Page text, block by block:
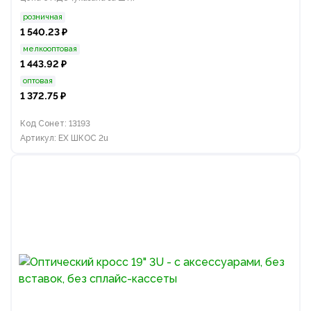
розничная
1 540.23 ₽
мелкооптовая
1 443.92 ₽
оптовая
1 372.75 ₽
Код Сонет: 13193
Артикул: EX ШКОС 2u